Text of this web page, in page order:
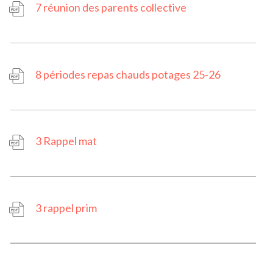
7 réunion des parents collective
8 périodes repas chauds potages 25-26
3 Rappel mat
3 rappel prim